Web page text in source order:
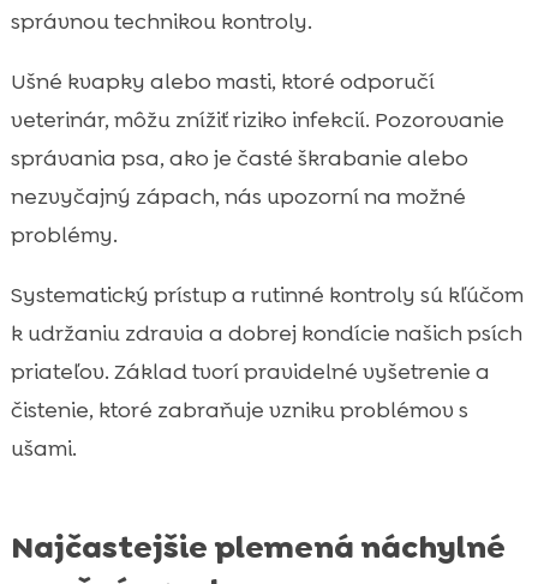
správnou technikou kontroly.
Ušné kvapky alebo masti, ktoré odporučí
veterinár, môžu znížiť riziko infekcií. Pozorovanie
správania psa, ako je časté škrabanie alebo
nezvyčajný zápach, nás upozorní na možné
problémy.
Systematický prístup a rutinné kontroly sú kľúčom
k udržaniu zdravia a dobrej kondície našich psích
priateľov. Základ tvorí pravidelné vyšetrenie a
čistenie, ktoré zabraňuje vzniku problémov s
ušami.
Najčastejšie plemená náchylné